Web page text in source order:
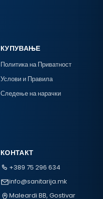
КУПУВАЊЕ
Политика на Приватност
Услови и Правила
Следење на нарачки
КОНТАКТ
+389 75 296 634
info@sanitarija.mk
Maleardi BB, Gostivar